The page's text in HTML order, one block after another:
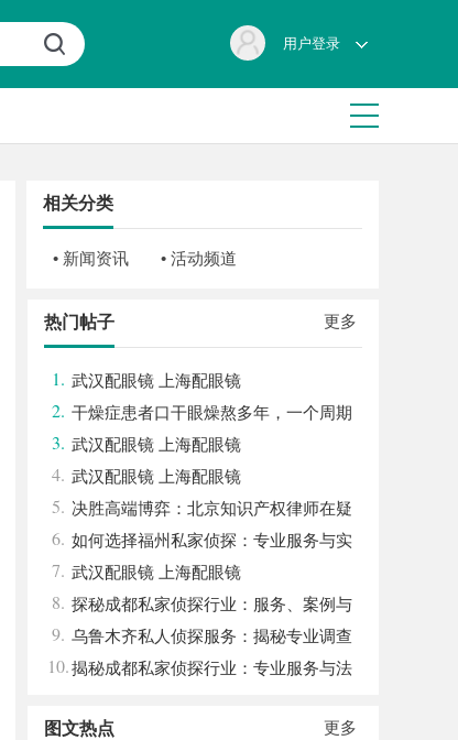
用户登录
相关分类
• 新闻资讯 • 活动频道
更多
热门帖子
1. 武汉配眼镜 上海配眼镜
2. 干燥症患者口干眼燥熬多年，一个周期
缓过来？老中医：一张辨证方对症，身体找
回津液
3. 武汉配眼镜 上海配眼镜
4. 武汉配眼镜 上海配眼镜
5. 决胜高端博弈：北京知识产权律师在疑
难复杂案件中的破局之道
6. 如何选择福州私家侦探：专业服务与实
用指南详解
7. 武汉配眼镜 上海配眼镜
8. 探秘成都私家侦探行业：服务、案例与
市场现状全面解析
9. 乌鲁木齐私人侦探服务：揭秘专业调查
背后的故事与应用
10.揭秘成都私家侦探行业：专业服务与法
更多
图文热点